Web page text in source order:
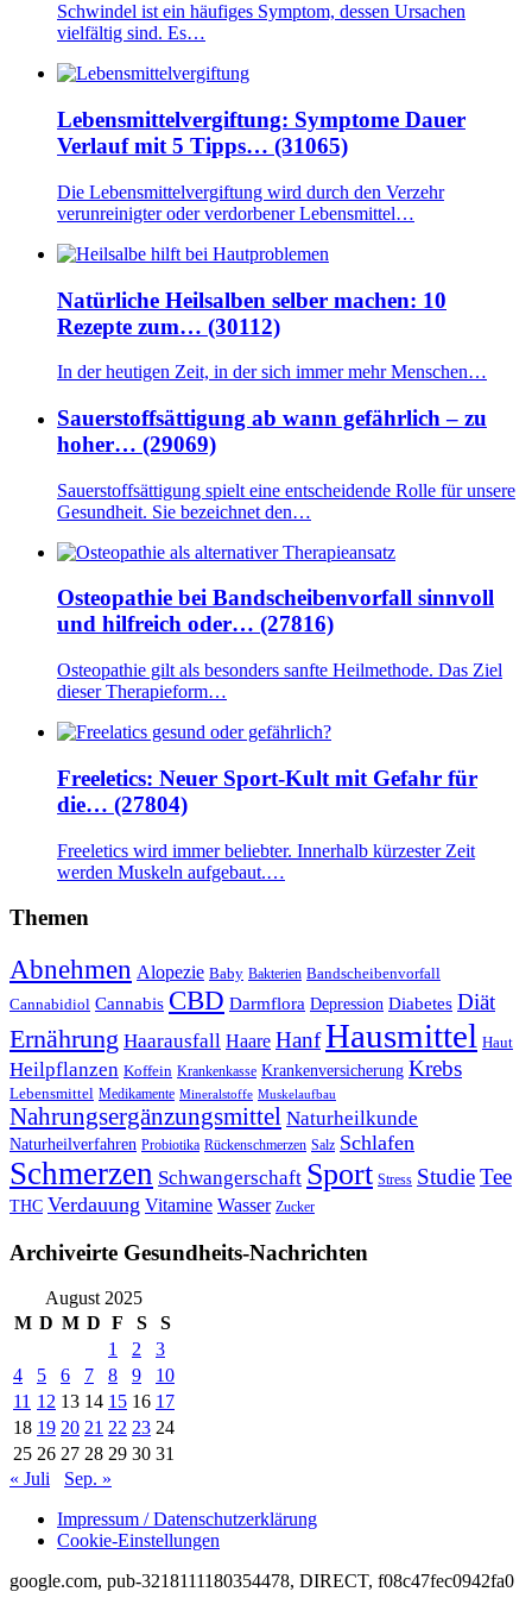
Schwindel ist ein häufiges Symptom, dessen Ursachen
vielfältig sind. Es…
Lebensmittelvergiftung: Symptome Dauer
Verlauf mit 5 Tipps… (31065)
Die Lebensmittelvergiftung wird durch den Verzehr
verunreinigter oder verdorbener Lebensmittel…
Natürliche Heilsalben selber machen: 10
Rezepte zum… (30112)
In der heutigen Zeit, in der sich immer mehr Menschen…
Sauerstoffsättigung ab wann gefährlich – zu
hoher… (29069)
Sauerstoffsättigung spielt eine entscheidende Rolle für unsere
Gesundheit. Sie bezeichnet den…
Osteopathie bei Bandscheibenvorfall sinnvoll
und hilfreich oder… (27816)
Osteopathie gilt als besonders sanfte Heilmethode. Das Ziel
dieser Therapieform…
Freeletics: Neuer Sport-Kult mit Gefahr für
die… (27804)
Freeletics wird immer beliebter. Innerhalb kürzester Zeit
werden Muskeln aufgebaut.…
Themen
Abnehmen Alopezie Baby Bakterien Bandscheibenvorfall
Cannabidiol Cannabis CBD Darmflora Depression Diabetes Diät
Ernährung Haarausfall Haare HanfHausmittel Haut
Heilpflanzen Koffein Krankenkasse Krankenversicherung Krebs
Lebensmittel Medikamente Mineralstoffe Muskelaufbau
Nahrungsergänzungsmittel Naturheilkunde
Naturheilverfahren Probiotika Rückenschmerzen Salz Schlafen
Schmerzen Schwangerschaft Sport Stress StudieTee
THC Verdauung Vitamine Wasser Zucker
Archiveirte Gesundheits-Nachrichten
August 2025
M D M D F S
S
1
2
3
4
5 6 7 8 9
10
11 12 13 14 15 16 17
18 19 20 21 22 23 24
25 26 27 28 29 30 31
« Juli
Sep. »
Impressum / Datenschutzerklärung
Cookie-Einstellungen
google.com, pub-3218111180354478, DIRECT, f08c47fec0942fa0